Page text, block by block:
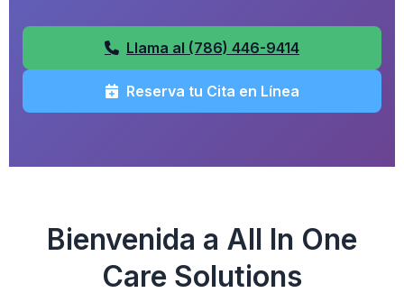
Llama al (786) 446-9414
Reserva tu Cita en Línea
Bienvenida a All In One
Care Solutions